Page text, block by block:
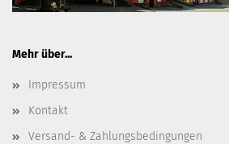
Mehr über...
Impressum
Kontakt
Versand- & Zahlungsbedingungen